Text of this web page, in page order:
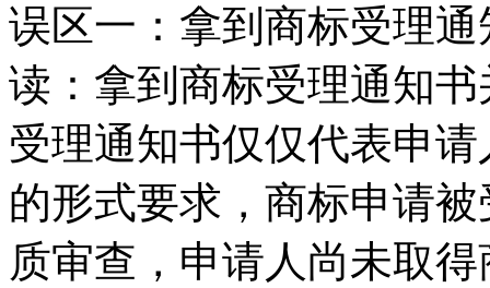
误区一：拿到商标受理
读：拿到商标受理通知
受理通知书仅仅代表申
的形式要求，商标申请
质审查，申请人尚未取